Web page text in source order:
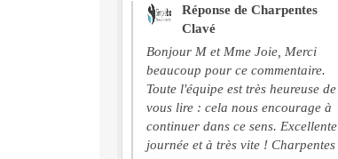
Réponse de Charpentes
Clavé
Bonjour M et Mme Joie, Merci
beaucoup pour ce commentaire.
Toute l'équipe est très heureuse de
vous lire : cela nous encourage à
continuer dans ce sens. Excellente
journée et à très vite ! Charpentes